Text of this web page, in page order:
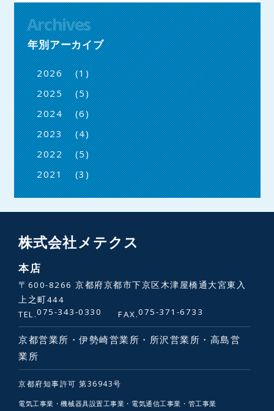
Archives
年別アーカイブ
2026
(1)
2025
(5)
2024
(6)
2023
(4)
2022
(5)
2021
(3)
株式会社メテクス
本店
〒600-8266 京都府京都市下京区木津屋橋通大宮東入
上之町444
TEL.075-343-0330 FAX.075-371-6733
京都営業所・伊勢崎営業所・所沢営業所・高島営
業所
京都府知事許可 第36943号
電気工事業・機械器具設置工事業・電気通信工事業・管工事業